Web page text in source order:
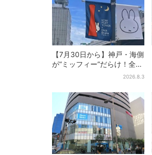
【7月30日から】神戸・海側
が“ミッフィー”だらけ！全16
施設でパン、スイーツ、ナ
2026.8.3